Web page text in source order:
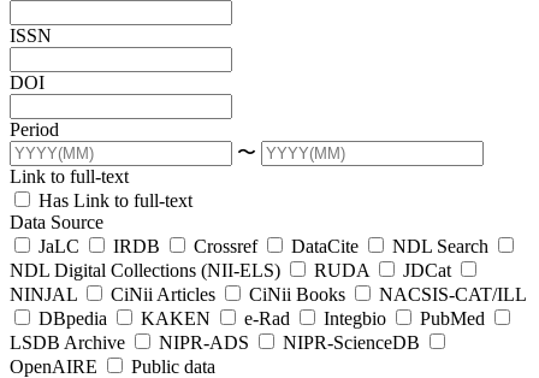
ISSN
DOI
Period
〜
Link to full-text
Has Link to full-text
Data Source
JaLC
IRDB Crossref DataCite
NDL Search
NDL Digital Collections (NII-ELS)
RUDA
JDCat
NINJAL
CiNii Articles CiNii Books
NACSIS-CAT/ILL
DBpedia
KAKEN e-Rad Integbio
PubMed
LSDB Archive
NIPR-ADS
NIPR-ScienceDB
OpenAIRE
Public data